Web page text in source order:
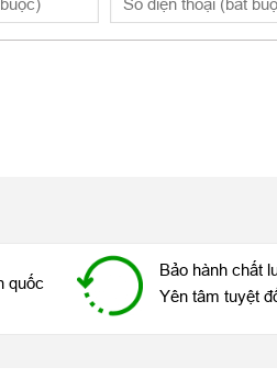
Pro là yếu tố hàng đầu để quyết
ứng mượt mà, hình ảnh hiển thị
khi gặp những tác động lực từ
quốc
Bảo hành chất
Yên tâm tuyệt